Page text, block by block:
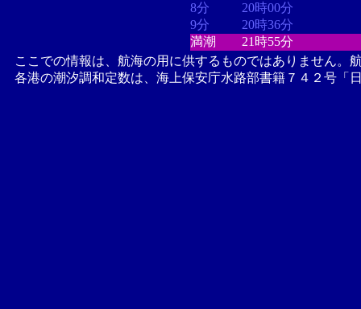
8分
20時00分
9分
20時36分
満潮
21時55分
ここでの情報は、航海の用に供するものではありません。
各港の潮汐調和定数は、海上保安庁水路部書籍７４２号「